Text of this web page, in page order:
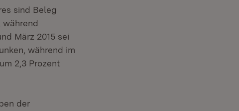
sind Beleg
März 2015 sei
während im
2,3 Prozent
der